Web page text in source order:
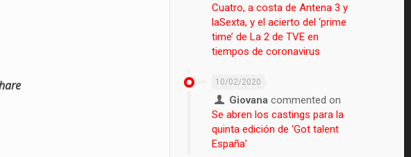
Cuatro, a costa de Antena 3 y
laSexta, y el acierto del ‘prime
time’ de La 2 de TVE en
tiempos de coronavirus
10/02/2020
Giovana commented on
Se abren los castings para la
quinta edición de ‘Got talent
España’